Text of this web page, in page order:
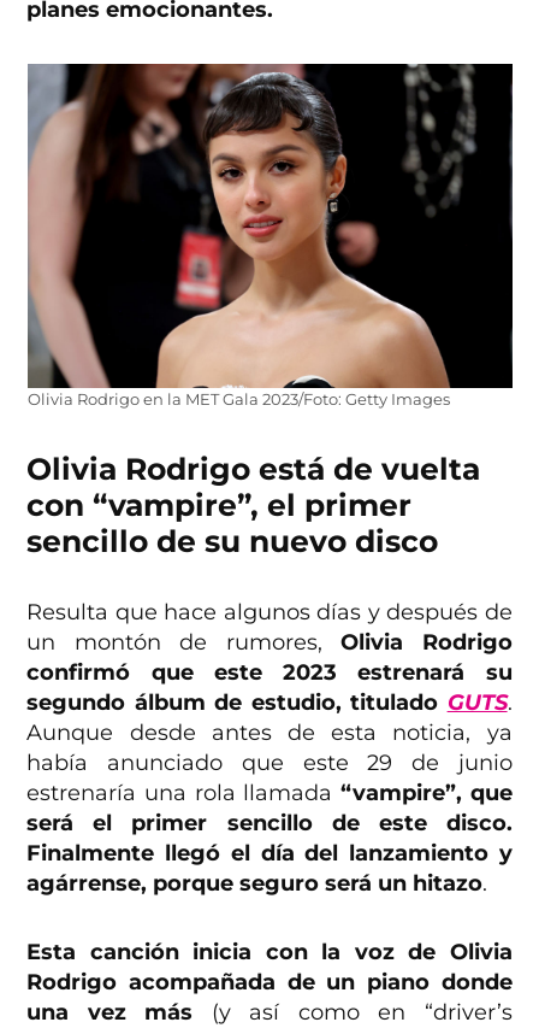
planes emocionantes.
Olivia Rodrigo en la MET Gala 2023/Foto: Getty Images
Olivia Rodrigo está de vuelta
con “vampire”, el primer
sencillo de su nuevo disco
Resulta que hace algunos días y después de
un montón de rumores,Olivia Rodrigo
confirmó que este 2023 estrenará su
segundo álbum de estudio, titulado GUTS.
Aunque desde antes de esta noticia, ya
había anunciado que este 29 de junio
estrenaría una rola llamada “vampire”, que
será el primer sencillo de este disco.
Finalmente llegó el día del lanzamiento y
agárrense, porque seguro será un hitazo.
Esta canción inicia con la voz de Olivia
Rodrigo acompañada de un piano donde
una vez más (y así como en “driver’s